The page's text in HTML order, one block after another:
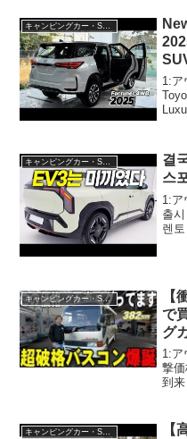
注
1:ア
キャンピングカー・SUV人気車種
결
스
1:ア
출
렌
キャンピングカー・SUV人気車種
【
で
グ
代
ピ
1:ア
撃
到
話
キャンピングカー・SUV人気車種
【